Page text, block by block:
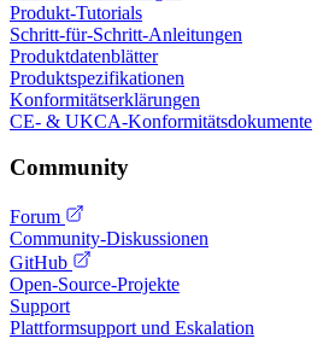
Produkt-Tutorials
Schritt-für-Schritt-Anleitungen
Produktdatenblätter
Produktspezifikationen
Konformitätserklärungen
CE- & UKCA-Konformitätsdokumente
Community
Forum
Community-Diskussionen
GitHub
Open-Source-Projekte
Support
Plattformsupport und Eskalation